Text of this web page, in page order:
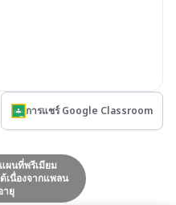
การแชร์ Google Classroom
ผนที่พรีเมียม
เนื่องจากแพลน
ยุ